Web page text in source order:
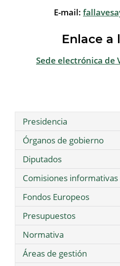
E-mail:
Enlace a
Sede electrónica de
Presidencia
Órganos de gobierno
Diputados
Comisiones informativas
Fondos Europeos
Presupuestos
Normativa
Áreas de gestión